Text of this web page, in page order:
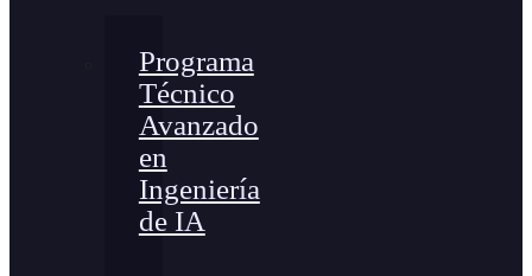
Programa
Técnico
Avanzado
en
Ingeniería
de IA